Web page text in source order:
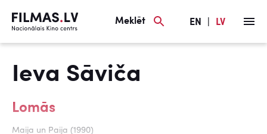
Meklēt EN LV
Ieva Sāviča
Lomās
Maija un Paija (1990)